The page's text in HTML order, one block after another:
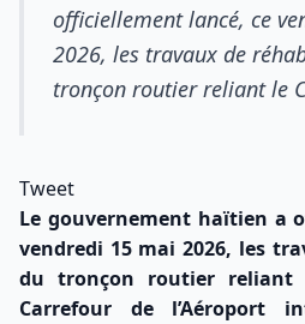
officiellement lancé, ce
2026, les travaux de
tronçon routier reliant le
Tweet
Le gouvernement haïtien a
vendredi 15 mai 2026, les
du tronçon routier reliant
Carrefour de l’Aéroport